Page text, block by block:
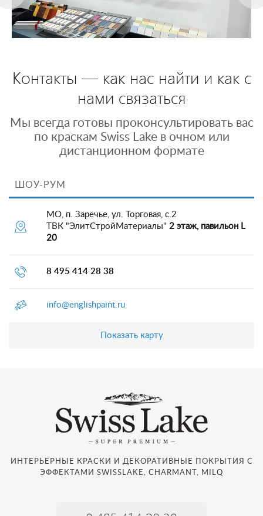
Контакты — как нас найти и как с
нами связаться
Мы всегда готовы проконсультировать вас
по краскам Swiss Lake в очном или
дистанционном формате
ШОУ-РУМ
МО, п. Заречье, ул. Торговая, с.2
ТВК "ЭлитСтройМатериалы" 2 этаж, павильон L
20
8 495 414 28 38
info@englishpaint.ru
Показать карту
ИНТЕРЬЕРНЫЕ КРАСКИ И ДЕКОРАТИВНЫЕ ПОКРЫТИЯ С
ЭФФЕКТАМИ SWISSLAKE, CHARMANT, MILQ